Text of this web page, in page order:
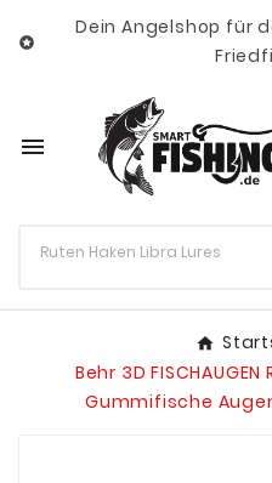

Dein Angelshop für

Behr 3D
Gummifische